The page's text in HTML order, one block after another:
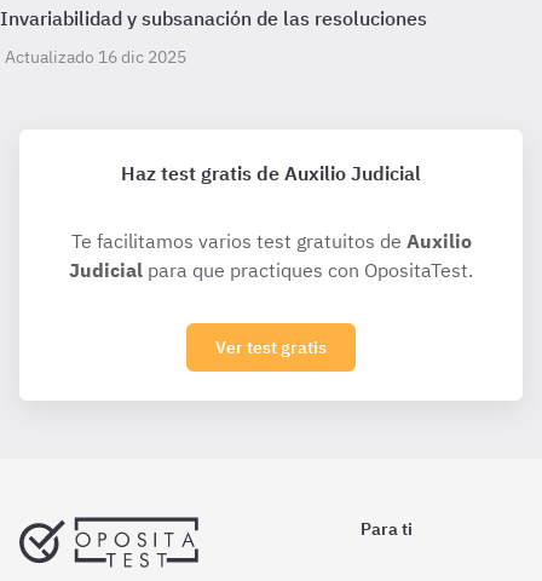
Invariabilidad y subsanación de las resoluciones
Actualizado 16 dic 2025
Haz test gratis de Auxilio Judicial
Te facilitamos varios test gratuitos de Auxilio
Judicial para que practiques con OpositaTest.
Ver test gratis
Para ti